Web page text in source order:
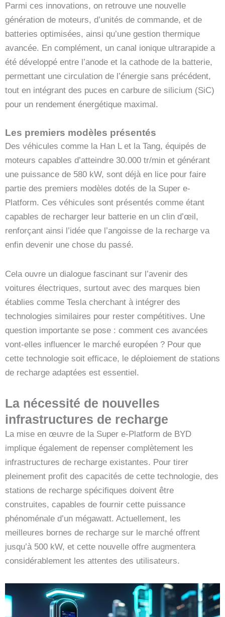
Parmi ces innovations, on retrouve une nouvelle
génération de moteurs, d’unités de commande, et de
batteries optimisées, ainsi qu’une gestion thermique
avancée. En complément, un canal ionique ultrarapide a
été développé entre l’anode et la cathode de la batterie,
permettant une circulation de l’énergie sans précédent,
tout en intégrant des puces en carbure de silicium (SiC)
pour un rendement énergétique maximal.
Les premiers modèles présentés
Des véhicules comme la Han L et la Tang, équipés de
moteurs capables d’atteindre 30.000 tr/min et générant
une puissance de 580 kW, sont déjà en lice pour faire
partie des premiers modèles dotés de la Super e-
Platform. Ces véhicules sont présentés comme étant
capables de recharger leur batterie en un clin d’œil,
renforçant ainsi l’idée que l’angoisse de la recharge va
enfin devenir une chose du passé.
Cela ouvre un dialogue fascinant sur l’avenir des
voitures électriques, surtout avec des marques bien
établies comme Tesla cherchant à intégrer des
technologies similaires pour rester compétitives. Une
question importante se pose : comment ces avancées
vont-elles influencer le marché européen ? Pour que
cette technologie soit efficace, le déploiement de stations
de recharge adaptées est essentiel.
La nécessité de nouvelles
infrastructures de recharge
La mise en œuvre de la Super e-Platform de BYD
implique également de repenser complètement les
infrastructures de recharge existantes. Pour tirer
pleinement profit des capacités de cette technologie, des
stations de recharge spécifiques doivent être
construites, capables de fournir cette puissance
phénoménale d’un mégawatt. Actuellement, les
meilleures bornes de recharge sur le marché offrent
jusqu’à 500 kW, et cette nouvelle offre augmentera
considérablement les attentes des utilisateurs.